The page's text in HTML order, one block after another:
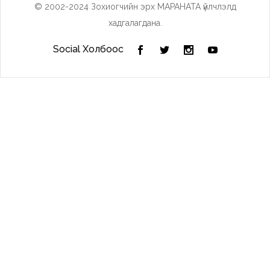
© 2002-2024 Зохиогчийн эрх МАРАНАТА үйлчлэлд
хадгалагдана.
Social Холбоос